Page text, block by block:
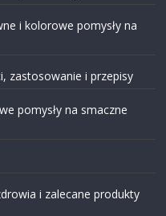
i kolorowe pomysły na
zastosowanie i przepisy
pomysły na smaczne
i zalecane produkty